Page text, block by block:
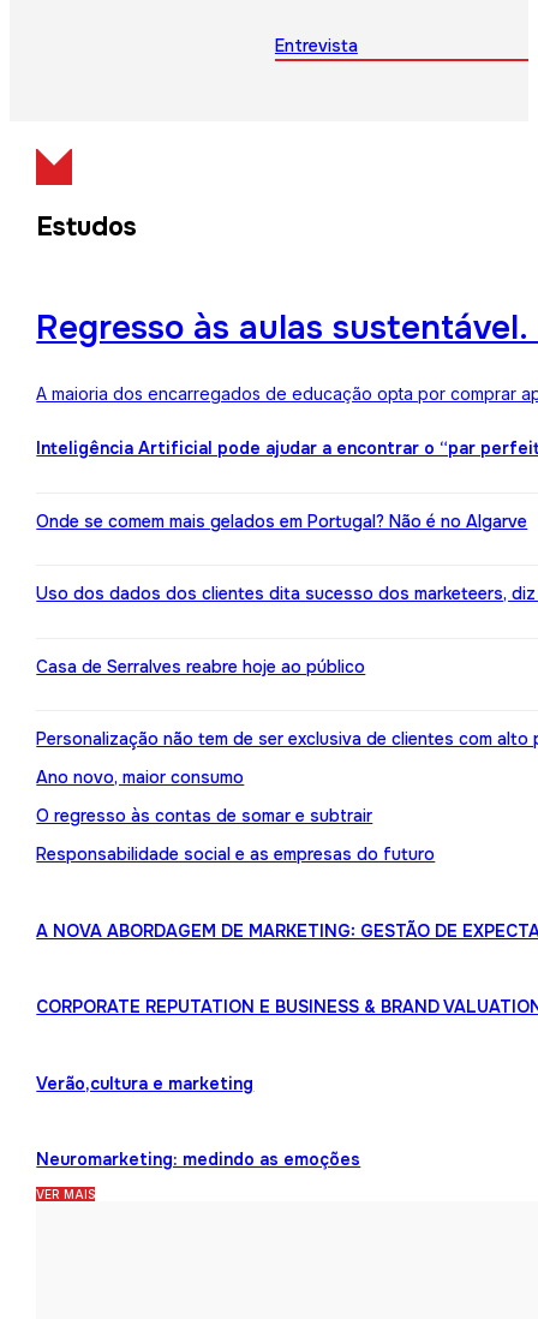
Entrevista
Estudos
Regresso às aulas
A maioria dos encarregados de educação opta por comprar
Inteligência Artificial pode ajudar a encontrar o “par
Onde se comem mais gelados em Portugal? Não é no Algarve
Uso dos dados dos clientes dita sucesso dos marketeers,
Casa de Serralves reabre hoje ao público
Personalização não tem de ser exclusiva de clientes com
Ano novo, maior consumo
O regresso às contas de somar e subtrair
Responsabilidade social e as empresas do futuro
A NOVA ABORDAGEM DE MARKETING: GESTÃO DE
CORPORATE REPUTATION E BUSINESS & BRAND
Verão,cultura e marketing
Neuromarketing: medindo as emoções
VER MAIS